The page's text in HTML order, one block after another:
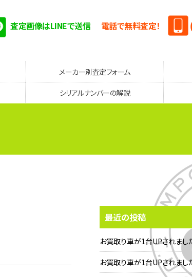
電話で無料査定！
査定画像はLINEで送信
メーカー別査定フォーム
シリアルナンバーの解説
最近の投稿
お買取り車が1台UPされまし
お買取り車が1台UPされまし